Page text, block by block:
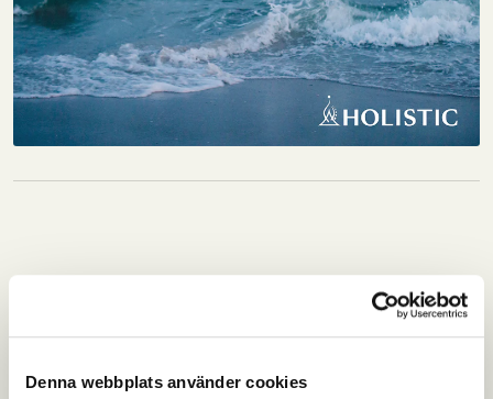
Denna webbplats använder cookies